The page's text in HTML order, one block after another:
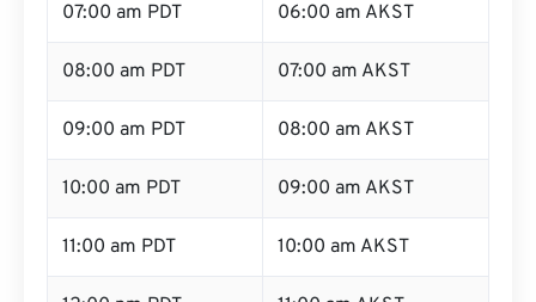
07:00 am PDT 06:00 am AKST
08:00 am PDT 07:00 am AKST
09:00 am PDT 08:00 am AKST
10:00 am PDT 09:00 am AKST
11:00 am PDT 10:00 am AKST